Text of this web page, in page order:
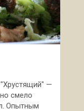
—
смело
Опытным